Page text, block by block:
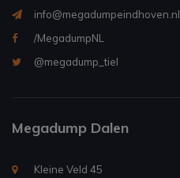
info@megadumpeindhoven.nl
/MegadumpNL
@megadump_tiel
Megadump Dalen
Kleine Veld 45